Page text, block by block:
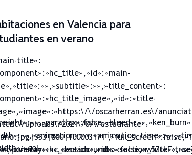
en Valencia para
en verano
title»:
\/oscarherran.es\/
uploads\/2021\/07\/estudiante-